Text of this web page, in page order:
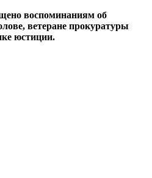
воспоминаниям об
ветеране прокуратуры
юстиции.